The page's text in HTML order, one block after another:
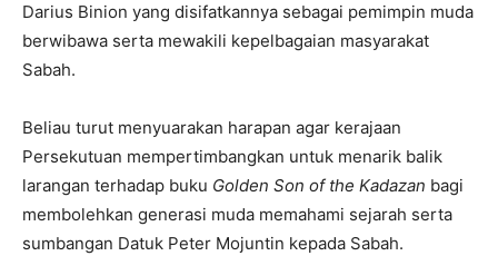
Darius Binion yang disifatkannya sebagai pemimpin muda
berwibawa serta mewakili kepelbagaian masyarakat
Sabah.
Beliau turut menyuarakan harapan agar kerajaan
Persekutuan mempertimbangkan untuk menarik balik
larangan terhadap buku Golden Son of the Kadazan bagi
membolehkan generasi muda memahami sejarah serta
sumbangan Datuk Peter Mojuntin kepada Sabah.